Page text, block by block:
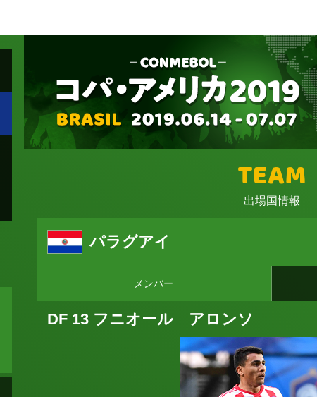
TEAM
出場国情報
パラグアイ
メンバー
DF 13 フニオール アロンソ